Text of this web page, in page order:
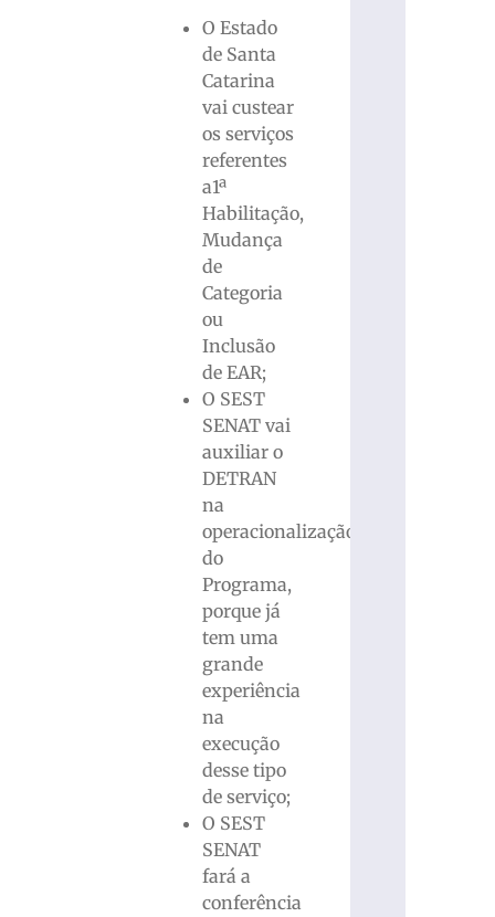
O Estado
de Santa
Catarina
vai custear
os serviços
referentes
a1ª
Habilitação,
Mudança
de
Categoria
ou
Inclusão
de EAR;
O SEST
SENAT vai
auxiliar o
DETRAN
na
operacionalização
do
Programa,
porque já
tem uma
grande
experiência
na
execução
desse tipo
de serviço;
O SEST
SENAT
fará a
conferência